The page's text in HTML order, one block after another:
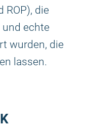
ROP), die
und echte
wurden, die
lassen.